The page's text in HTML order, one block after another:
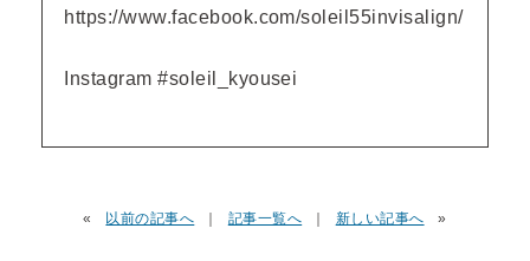
https://www.facebook.com/soleil55invisalign/
Instagram #soleil_kyousei
« 以前の記事へ ｜ 記事一覧へ ｜ 新しい記事へ »